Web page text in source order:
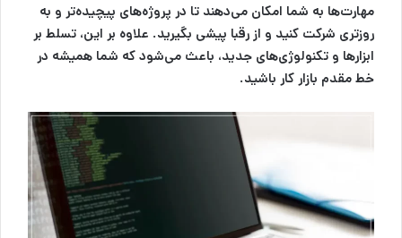
مهارت‌ها به شما امکان می‌دهند تا در پروژه‌های پیچیده‌تر و به
روزتری شرکت کنید و از رقبا پیشی بگیرید. علاوه بر این، تسلط بر
ابزارها و تکنولوژی‌های جدید، باعث می‌شود که شما همیشه در
خط مقدم بازار کار باشید.